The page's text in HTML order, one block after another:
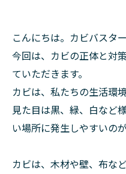
こんにちは。カビバスタ
今回は、カビの正体と対
ていただきます。
カビは、私たちの生活環
見た目は黒、緑、白など
い場所に発生しやすいのが
カビは、木材や壁、布な